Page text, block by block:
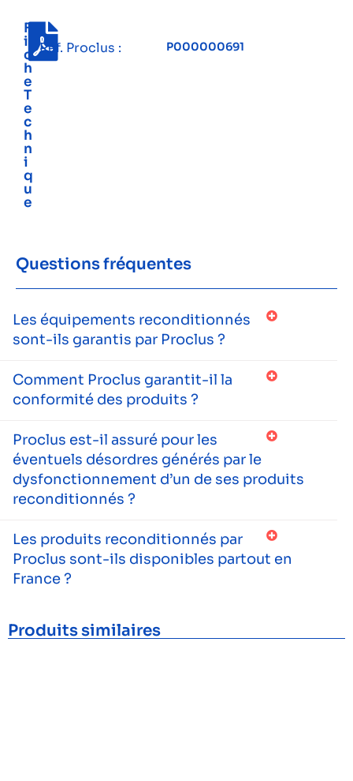
F
i
c
h
e
T
e
c
h
n
i
q
u
e
Réf. Proclus : P000000691
Questions fréquentes
Les équipements reconditionnés
sont-ils garantis par Proclus ?
Comment Proclus garantit-il la
conformité des produits ?
Proclus est-il assuré pour les
éventuels désordres générés par le
dysfonctionnement d’un de ses produits
reconditionnés ?
Les produits reconditionnés par
Proclus sont-ils disponibles partout en
France ?
Produits similaires